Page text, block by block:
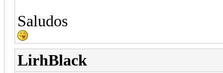
Saludos
LirhBlack